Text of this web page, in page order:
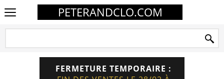
PETERANDCLO.COM
FERMETURE TEMPORAIRE :